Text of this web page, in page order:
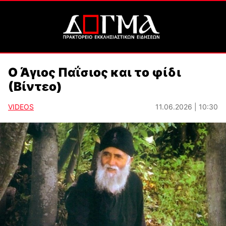
Ο Άγιος Παΐσιος και το φίδι
(Βίντεο)
VIDEOS 11.06.2026 | 10:30